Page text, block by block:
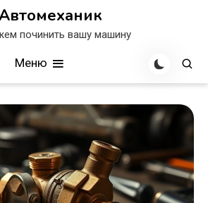
починить вашу машину
Меню